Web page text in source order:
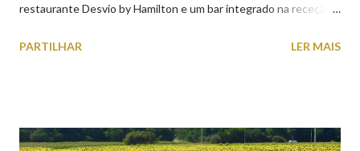
restaurante Desvio by Hamilton e um bar integrado na receção,
peças históricas cedidas pela IP Património que homenageiam a
PARTILHAR LER MAIS